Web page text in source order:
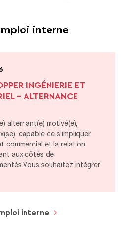
interne
INGÉNIERIE ET
- ALTERNANCE
alternant(e) motivé(e),
capable de s’impliquer
commercial et la relation
aux côtés de
souhaitez intégrer
interne